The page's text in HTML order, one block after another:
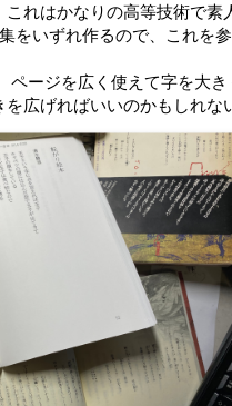
れはかなりの高等技術で素
をいずれ作るので、これを
ページを広く使えて字を大
広げればいいのかもしれな